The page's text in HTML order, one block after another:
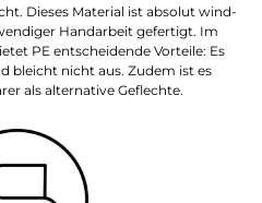
Dieses Material ist absolut wind-
Handarbeit gefertigt. Im
PE entscheidende Vorteile: Es
bleicht nicht aus. Zudem ist es
als alternative Geflechte.